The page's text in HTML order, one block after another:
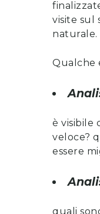
visite sul
naturale.
Qualche
è visibile
veloce?
essere
quali